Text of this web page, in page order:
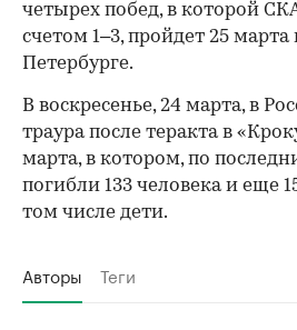
00:00 / 00:00
четырех побед, в которой
счетом 1–3, пройдет 25 марта
Петербурге.
В воскресенье, 24 марта, в
траура после теракта в
марта, в котором, по
погибли 133 человека и еще
том числе дети.
Авторы Теги